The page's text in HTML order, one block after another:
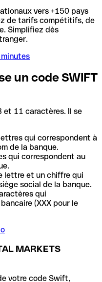
vers +150 pays
de tarifs compétitifs, de
Simplifiez dès
un code SWIFT
et 11 caractères. Il se
qui correspondent à
de la banque.
qui correspondent au
lettre et un chiffre qui
social de la banque.
qui
(XXX pour le
MARKETS
votre code Swift,